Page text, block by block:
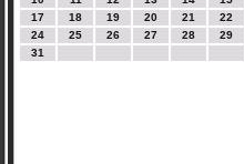
17
18 19 20 21 22
24
25 26 27 28 29
31